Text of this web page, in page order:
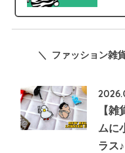
＼ ファッション雑
【
ムに
ラス